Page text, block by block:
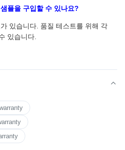
플을 구입할 수 있나요?
있습니다. 품질 테스트를 위해 각
있습니다.